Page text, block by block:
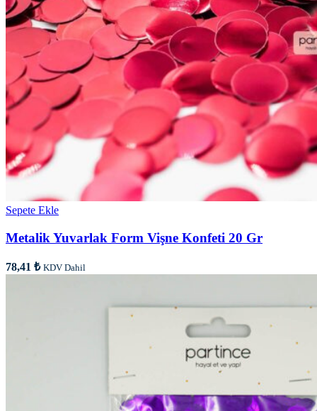
Sepete Ekle
Metalik Yuvarlak Form Vişne Konfeti 20 Gr
78,41 ₺ KDV Dahil